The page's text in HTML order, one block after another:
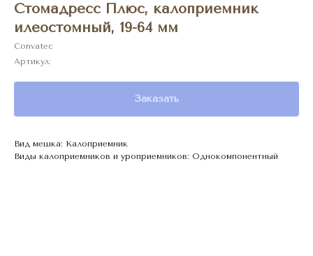
Стомадресс Плюс, калоприемник
илеостомный, 19-64 мм
Convatec
Артикул:
Заказать
Вид мешка: Калоприемник
Виды калоприемников и уроприемников: Однокомпонентный